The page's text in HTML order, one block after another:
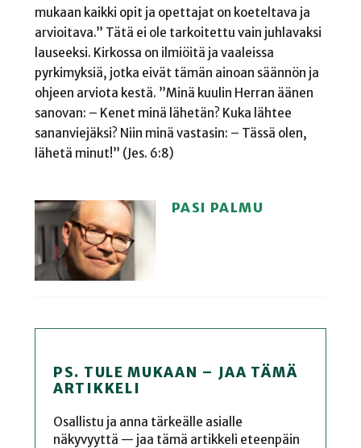
mukaan kaikki opit ja opettajat on koeteltava ja
arvioitava.” Tätä ei ole tarkoitettu vain juhlavaksi
lauseeksi. Kirkossa on ilmiöitä ja vaaleissa
pyrkimyksiä, jotka eivät tämän ainoan säännön ja
ohjeen arviota kestä. ”Minä kuulin Herran äänen
sanovan: – Kenet minä lähetän? Kuka lähtee
sananviejäksi? Niin minä vastasin: – Tässä olen,
lähetä minut!” (Jes. 6:8)
PASI PALMU
PS. TULE MUKAAN – JAA TÄMÄ
ARTIKKELI
Osallistu ja anna tärkeälle asialle
näkyvyyttä — jaa tämä artikkeli eteenpäin